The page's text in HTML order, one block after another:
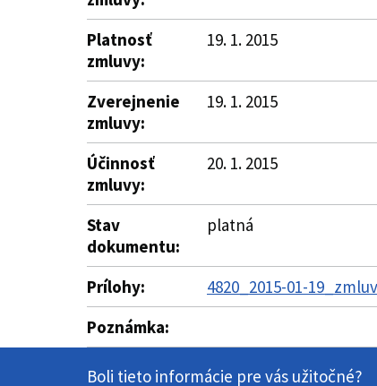
Platnosť
zmluvy:
19. 1. 2015
Zverejnenie
zmluvy:
19. 1. 2015
Účinnosť
zmluvy:
20. 1. 2015
Stav
dokumentu:
platná
Prílohy:
4820_2015-01-
Poznámka:
Boli tieto informácie pre vás užitočné?